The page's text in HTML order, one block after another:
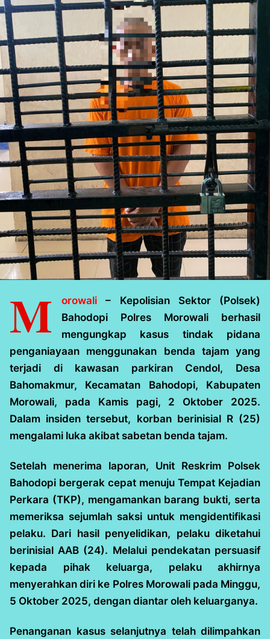
M orowali – Kepolisian Sektor (Polsek)
Bahodopi Polres Morowali berhasil
mengungkap kasus tindak pidana
penganiayaan menggunakan benda tajam yang
terjadi di kawasan parkiran Cendol, Desa
Bahomakmur, Kecamatan Bahodopi, Kabupaten
Morowali, pada Kamis pagi, 2 Oktober 2025.
Dalam insiden tersebut, korban berinisial R (25)
mengalami luka akibat sabetan benda tajam.
Setelah menerima laporan, Unit Reskrim Polsek
Bahodopi bergerak cepat menuju Tempat Kejadian
Perkara (TKP), mengamankan barang bukti, serta
memeriksa sejumlah saksi untuk mengidentifikasi
pelaku. Dari hasil penyelidikan, pelaku diketahui
berinisial AAB (24). Melalui pendekatan persuasif
kepada pihak keluarga, pelaku akhirnya
menyerahkan diri ke Polres Morowali pada Minggu,
5 Oktober 2025, dengan diantar oleh keluarganya.
Penanganan kasus selanjutnya telah dilimpahkan